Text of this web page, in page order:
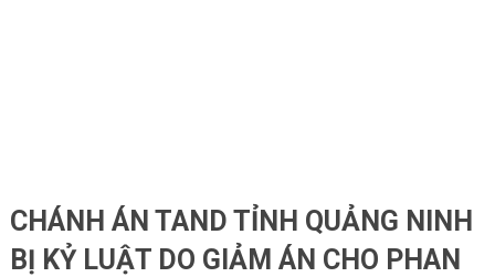
CHÁNH ÁN TAND TỈNH QUẢNG NINH
BỊ KỶ LUẬT DO GIẢM ÁN CHO PHAN